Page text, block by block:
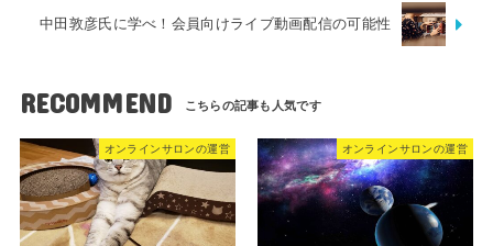
中田敦彦氏に学べ！会員向けライブ動画配信の可能性
RECOMMEND
オンラインサロンの運営 オンラインサロンの運営